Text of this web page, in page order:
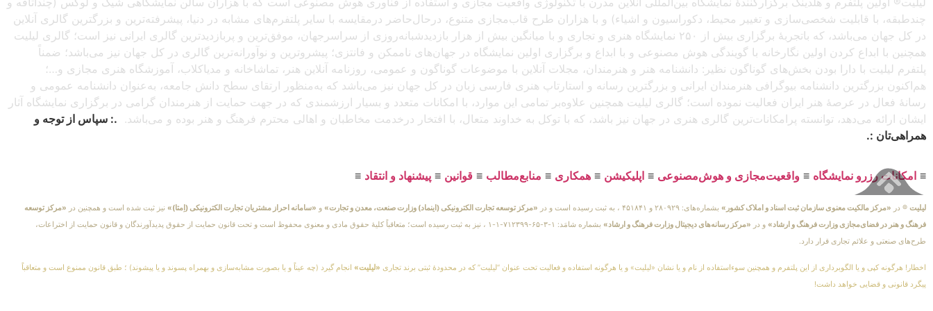
چندطبقه، با قابلیت شخصی‌سازی و تغییر محیط، دکوراسیون و اشیاء) و با هزاران طرح قاب‌مجازی متنوع، درحال‌حاضر درمقایسه با سایر پلتفرم‌های مشابه در دنیا، پیشرفته‌ترین و بزرگترین گالری آنلاین
در کل جهان می‌باشد، که باتجربهٔ برگزاری بیش از ۲۵۰ نمایشگاه هنری و تجاری و با میانگین بیش از هزار بازدیدشبانه‌روزی از سراسرجهان، موفق‌ترین و پربازدیدترین گالری ایرانی نیز است؛ گالری لیلیت
همچنین با ابداع کردن اولین نگارخانه با گویندگی هوش مصنوعی و با ابداع و برگزاری اولین نمایشگاه در جهان‌های ناممکن و فانتزی؛ پیشروترین و نوآورانه‌ترین گالری در کل جهان نیز می‌باشد؛ ضمناً
پلتفرم لیلیت با دارا بودن بخش‌های گوناگون نظیر: دانشنامه هنر و هنرمندان، مجلات آنلاین با موضوعات گوناگون و عمومی، روزنامه آنلاین هنر، تماشاخانه و مدیاکلاب، آموزشگاه هنری مجازی و…؛
هم‌اکنون بزرگترین دانشنامه بیوگرافی هنرمندان ایرانی و بزرگترین رسانه و استارتاپ هنری فارسی زبان در کل جهان نیز می‌باشد که به‌منظور ارتقای سطح دانش جامعه، به‌عنوان دانشنامه عمومی و
رسانهٔ فعال در عرصهٔ هنر ایران فعالیت نموده است؛ گالری لیلیت همچنین علاوه‌بر تمامی این موارد، با امکانات متعدد و بسیار ارزشمندی که در جهت حمایت از هنرمندان گرامی در برگزاری نمایشگاه آثار
ایشان ارائه می‌دهد، توانسته پرامکانات‌ترین گالری هنری در جهان نیز باشد، که با توکل به خداوند متعال، با افتخار درخدمت مخاطبان و اهالی محترم فرهنگ و هنر بوده و می‌باشد. .: سپاس از توجه و
همراهی‌تان :.
≡ امکانات رزرو نمایشگاه ≡ واقعیت‌مجازی و هوش‌مصنوعی ≡ اپلیکیشن ≡ همکاری ≡ منابع‌مطالب ≡ قوانین ≡ پیشنهاد و انتقاد ≡
لیلیت ® در «مرکز مالکیت معنوی سازمان ثبت اسناد و املاک کشور» بشماره‌های: ۲۸۰۹۲۹ و ۴۵۱۸۴۱ ، به ثبت رسیده است و در «مرکز توسعه تجارت الکترونیکی (اینماد) وزارت صنعت، معدن و تجارت» و «سامانه احراز مشتریان تجارت الکترونیکی (اِمتا)» نیز ثبت شده است و همچنین در «مرکز توسعه
فرهنگ و هنر در فضای‌مجازی وزارت فرهنگ و ارشاد» و در «مرکز رسانه‌های دیجیتال وزارت فرهنگ و ارشاد»
بشماره شامَد: ۱-۳-۶۵-۷۱۲۳۹۹-۱-۱ ، نیز به ثبت رسیده است؛ متعاقباً کلیهٔ حقوق مادی و معنوی محفوظ است و تحت قانون حمایت از حقوق پدیدآورندگان و قانون حمایت از اختراعات،
طرح‌های صنعتی و علائم تجاری قرار دارد.
اخطار! هرگونه کپی و یا الگوبرداری از این پلتفرم و همچنین سوءاستفاده از نام و یا نشان «لیلیت» و یا هرگونه استفاده و فعالیت تحت عنوان “لیلیت” که در محدودهٔ ثبتی برند تجاری «لیلیت» انجام گیرد (چه عیناً و یا بصورت مشابه‌سازی و بهمراه پسوند و یا پیشوند) ؛ طبق قانون ممنوع است و متعاقباً
پیگرد قانونی و قضایی خواهد داشت!